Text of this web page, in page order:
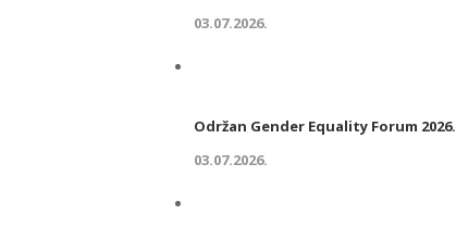
03.07.2026.
Održan Gender Equality Forum 2026.
03.07.2026.